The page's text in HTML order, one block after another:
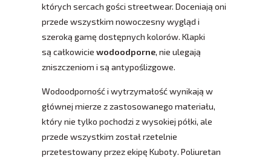
których sercach gości streetwear. Doceniają oni
przede wszystkim nowoczesny wygląd i
szeroką gamę dostępnych kolorów. Klapki
są całkowicie wodoodporne, nie ulegają
zniszczeniom i są antypoślizgowe.
Wodoodporność i wytrzymałość wynikają w
głównej mierze z zastosowanego materiału,
który nie tylko pochodzi z wysokiej półki, ale
przede wszystkim został rzetelnie
przetestowany przez ekipę Kuboty. Poliuretan